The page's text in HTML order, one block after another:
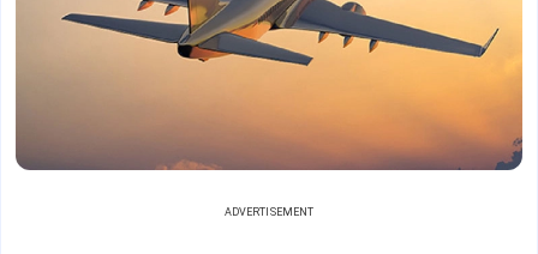
ADVERTISEMENT